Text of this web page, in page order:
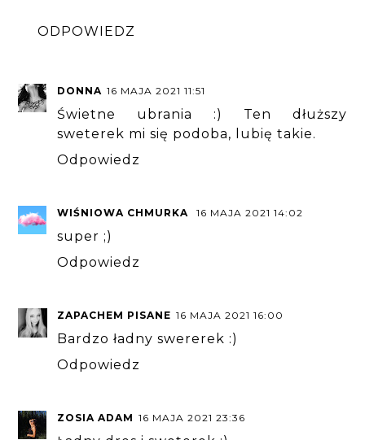
ODPOWIEDZ
DONNA 16 MAJA 2021 11:51
Świetne ubrania :) Ten dłuższy
sweterek mi się podoba, lubię takie.
Odpowiedz
WIŚNIOWA CHMURKA 16 MAJA 2021 14:02
super ;)
Odpowiedz
ZAPACHEM PISANE 16 MAJA 2021 16:00
Bardzo ładny swererek :)
Odpowiedz
ZOSIA ADAM 16 MAJA 2021 23:36